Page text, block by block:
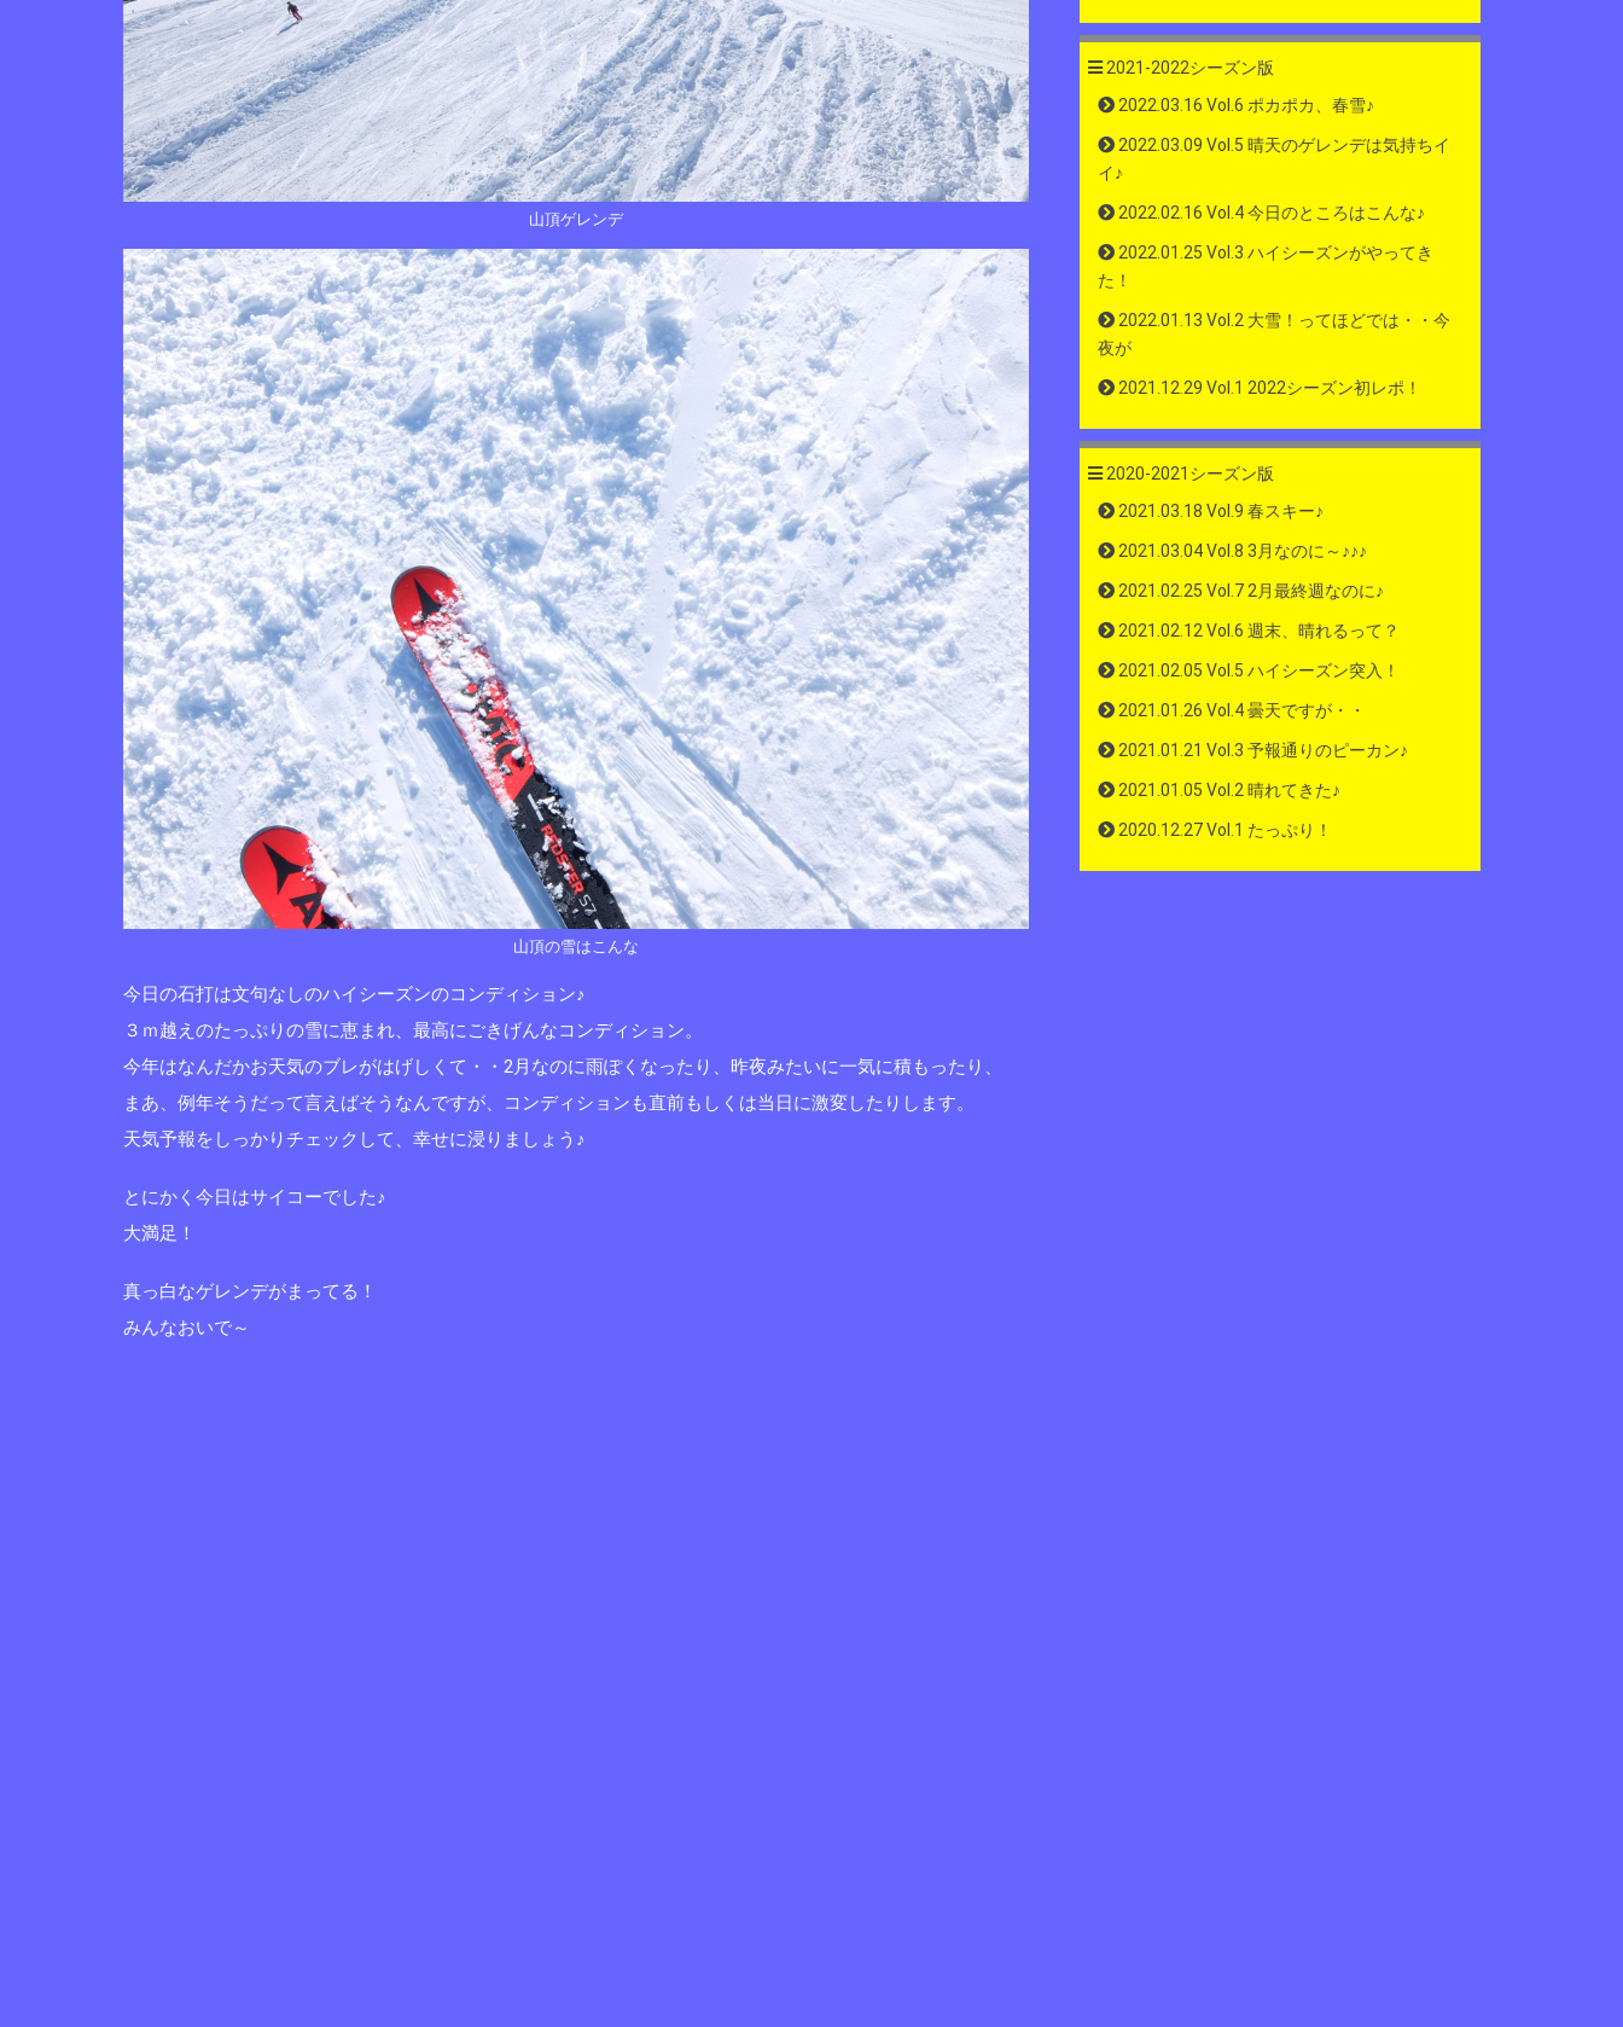
山頂ゲレンデ
山頂の雪はこんな
今日の石打は文句なしのハイシーズンのコンディション♪
３ｍ越えのたっぷりの雪に恵まれ、最高にごきげんなコンディション。
今年はなんだかお天気のブレがはげしくて・・2月なのに雨ぽくなったり、昨夜みたいに一気に積もったり、
まあ、例年そうだって言えばそうなんですが、コンディションも直前もしくは当日に激変したりします。
天気予報をしっかりチェックして、幸せに浸りましょう♪
とにかく今日はサイコーでした♪
大満足！
真っ白なゲレンデがまってる！
みんなおいで～
2021-2022シーズン版
2022.03.16 Vol.6 ポカポカ、春雪♪
2022.03.09 Vol.5 晴天のゲレンデは気持ちイ
イ♪
2022.02.16 Vol.4 今日のところはこんな♪
2022.01.25 Vol.3 ハイシーズンがやってき
た！
2022.01.13 Vol.2 大雪！ってほどでは・・今
夜が
2021.12.29 Vol.1 2022シーズン初レポ！
2020-2021シーズン版
2021.03.18 Vol.9 春スキー♪
2021.03.04 Vol.8 3月なのに～♪♪♪
2021.02.25 Vol.7 2月最終週なのに♪
2021.02.12 Vol.6 週末、晴れるって？
2021.02.05 Vol.5 ハイシーズン突入！
2021.01.26 Vol.4 曇天ですが・・
2021.01.21 Vol.3 予報通りのピーカン♪
2021.01.05 Vol.2 晴れてきた♪
2020.12.27 Vol.1 たっぷり！